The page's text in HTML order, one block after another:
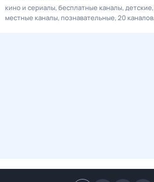
кино и сериалы бесплатные каналы детские
местные каналы познавательные 20 каналов